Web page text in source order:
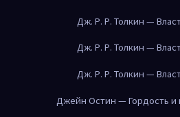
Дж. Р. Р. Толкин —
Дж. Р. Р. Толкин —
Дж. Р. Р. Толкин —
Джейн Остин — Гордость